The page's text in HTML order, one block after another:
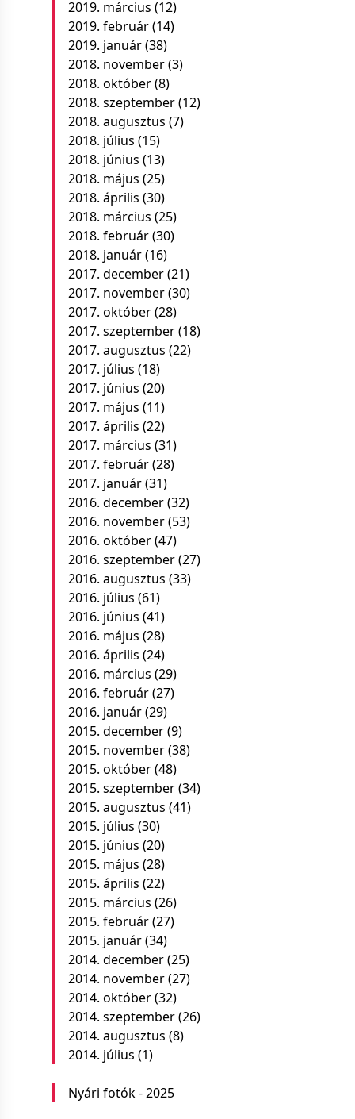
2019. március (12)
2019. február(14)
2019. január(38)
2018. november(3)
2018. október(8)
2018. szeptember(12)
2018. augusztus (7)
2018. július (15)
2018. június (13)
2018. május (25)
2018. április (30)
2018. március (25)
2018. február(30)
2018. január(16)
2017. december(21)
2017. november(30)
2017. október(28)
2017. szeptember(18)
2017. augusztus (22)
2017. július (18)
2017. június (20)
2017. május (11)
2017. április (22)
2017. március (31)
2017. február(28)
2017. január(31)
2016. december(32)
2016. november(53)
2016. október(47)
2016. szeptember(27)
2016. augusztus (33)
2016. július (61)
2016. június (41)
2016. május (28)
2016. április (24)
2016. március (29)
2016. február(27)
2016. január(29)
2015. december(9)
2015. november(38)
2015. október(48)
2015. szeptember(34)
2015. augusztus (41)
2015. július (30)
2015. június (20)
2015. május (28)
2015. április (22)
2015. március (26)
2015. február(27)
2015. január(34)
2014. december(25)
2014. november(27)
2014. október(32)
2014. szeptember(26)
2014. augusztus (8)
2014. július (1)
Nyári fotók - 2025